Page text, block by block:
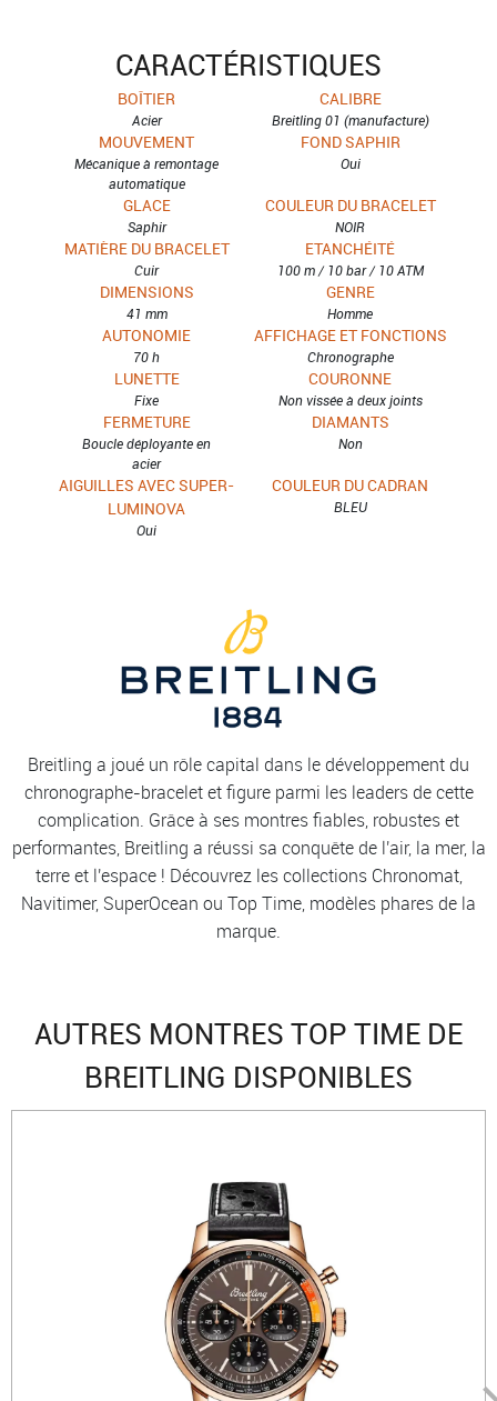
CARACTÉRISTIQUES
BOÎTIER
Acier
CALIBRE
Breitling 01 (manufacture)
MOUVEMENT
Mécanique à remontage
automatique
FOND SAPHIR
Oui
GLACE
Saphir
COULEUR DU BRACELET
NOIR
MATIÈRE DU BRACELET
Cuir
ETANCHÉITÉ
100 m / 10 bar / 10 ATM
DIMENSIONS
41 mm
GENRE
Homme
AUTONOMIE
70 h
AFFICHAGE ET FONCTIONS
Chronographe
LUNETTE
Fixe
COURONNE
Non vissée à deux joints
FERMETURE
Boucle déployante en
acier
DIAMANTS
Non
AIGUILLES AVEC SUPER-
LUMINOVA
Oui
COULEUR DU CADRAN
BLEU
Breitling a joué un rôle capital dans le développement du
chronographe-bracelet et figure parmi les leaders de cette
complication. Grâce à ses montres fiables, robustes et
performantes, Breitling a réussi sa conquête de l'air, la mer, la
terre et l'espace ! Découvrez les collections Chronomat,
Navitimer, SuperOcean ou Top Time, modèles phares de la
marque.
AUTRES MONTRES TOP TIME DE
BREITLING DISPONIBLES